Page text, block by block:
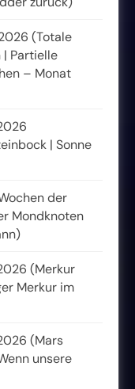
(Totale
| Partielle
– Monat
| Sonne
der
Mondknoten
(Merkur
Merkur im
(Mars
unsere